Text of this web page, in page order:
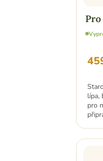
lípa,
pro